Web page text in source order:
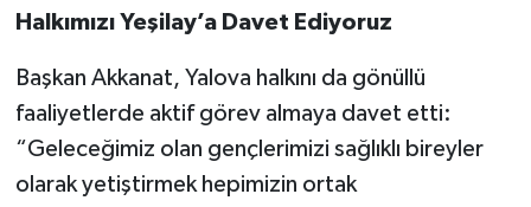
Halkımızı Yeşilay’a Davet Ediyoruz
Başkan Akkanat, Yalova halkını da gönüllü
faaliyetlerde aktif görev almaya davet etti:
“Geleceğimiz olan gençlerimizi sağlıklı bireyler
olarak yetiştirmek hepimizin ortak